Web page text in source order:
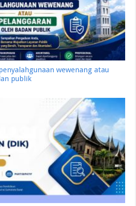
wewenang atau
publik